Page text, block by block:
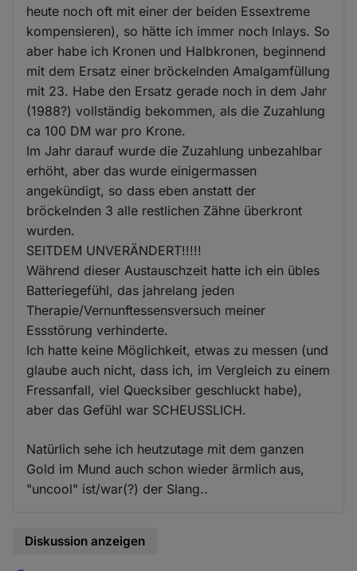
heute noch oft mit einer der beiden Essextreme
kompensieren), so hätte ich immer noch Inlays. So
aber habe ich Kronen und Halbkronen, beginnend
mit dem Ersatz einer bröckelnden Amalgamfüllung
mit 23. Habe den Ersatz gerade noch in dem Jahr
(1988?) vollständig bekommen, als die Zuzahlung
ca 100 DM war pro Krone.
Im Jahr darauf wurde die Zuzahlung unbezahlbar
erhöht, aber das wurde einigermassen
angekündigt, so dass eben anstatt der
bröckelnden 3 alle restlichen Zähne überkront
wurden.
SEITDEM UNVERÄNDERT!!!!!
Während dieser Austauschzeit hatte ich ein übles
Batteriegefühl, das jahrelang jeden
Therapie/Vernunftessensversuch meiner
Essstörung verhinderte.
Ich hatte keine Möglichkeit, etwas zu messen (und
glaube auch nicht, dass ich, im Vergleich zu einem
Fressanfall, viel Quecksiber geschluckt habe),
aber das Gefühl war SCHEUSSLICH.
Natürlich sehe ich heutzutage mit dem ganzen
Gold im Mund auch schon wieder ärmlich aus,
"uncool" ist/war(?) der Slang..
Diskussion anzeigen